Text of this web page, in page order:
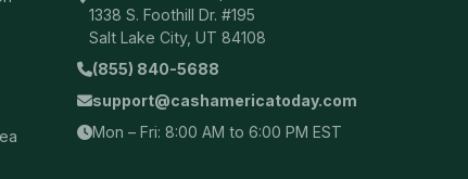
1338 S. Foothill Dr. #195
Salt Lake City, UT 84108
(855) 840-5688
support@cashamericatoday.com
Mon – Fri: 8:00 AM to 6:00 PM EST